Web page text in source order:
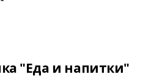
"Еда и напитки"